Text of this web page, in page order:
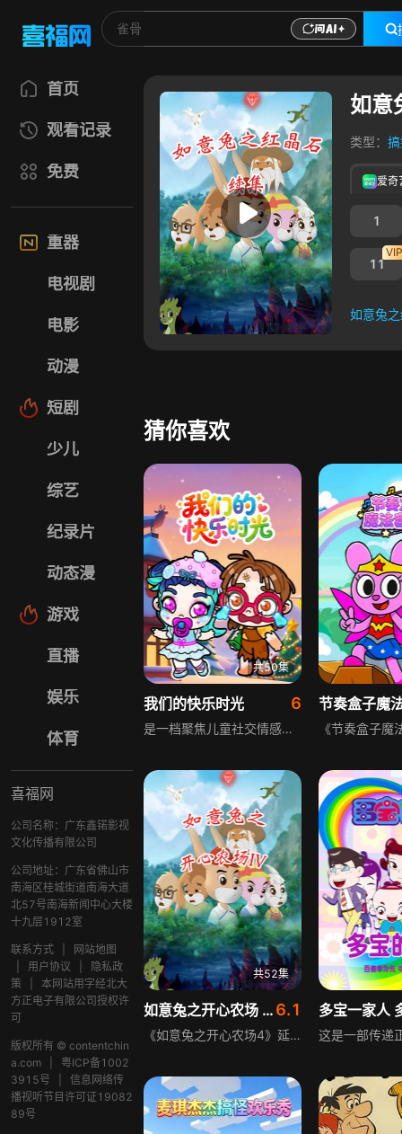
首页
观看记录
免费
重器
电视剧
电影
动漫
短剧
少儿
综艺
纪录片
动态漫
游戏
直播
娱乐
体育
喜福网
公司名称：广东鑫锘影视
文化传播有限公司
公司地址：广东省佛山市
南海区桂城街道南海大道
北57号南海新闻中心大楼
十九层1912室
联系方式
网站地图
用户协议
隐私政
策
本网站用字经北大
方正电子有限公司授权许
可
版权所有 © contentchin
a.com
粤ICP备1002
3915号
信息网络传
播视听节目许可证19082
89号
如意
类型：
爱奇
1
11
VIP
如意兔
猜你喜欢
共50集
我们的快乐时光 6
是一档聚焦儿童社交情感发展的日常观察式动画，通过一群性格各异的小伙伴在社区、校园、家庭中的趣味互动，细腻呈现分享、合作、误解与和解的真实生活情景。在温暖明亮的视觉叙事中，自然融入情绪认知、沟通方法与问题解决技巧，引导小观众在熟悉的日常场景里发现成长的光亮，收获共情力与社交智慧。
节奏盒子魔
共52集
如意兔之开心农场 第4季 6.1
《如意兔之开心农场4》延续开心农场的冒险故事，野心勃勃的飞天大王一直妄想霸占开心农场，接连使出一个个阴狠诡计。为守护家园，如意兔与小龙侠挺身而出，带领农场众人组成守护队伍，凭借智慧与勇气，一次次识破飞天大王的阴谋，让他的诡计接连落空，成功捍卫开心农场的和平与安宁，传递团结协作、勇敢守护的正能量。